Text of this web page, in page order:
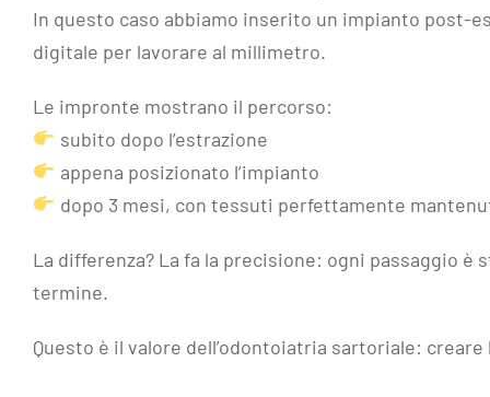
In questo caso abbiamo inserito un impianto post-
digitale per lavorare al millimetro.
Le impronte mostrano il percorso:
subito dopo l’estrazione
appena posizionato l’impianto
dopo 3 mesi, con tessuti perfettamente
La differenza? La fa la precisione: ogni passaggio
termine.
Questo è il valore dell’odontoiatria sartoriale: